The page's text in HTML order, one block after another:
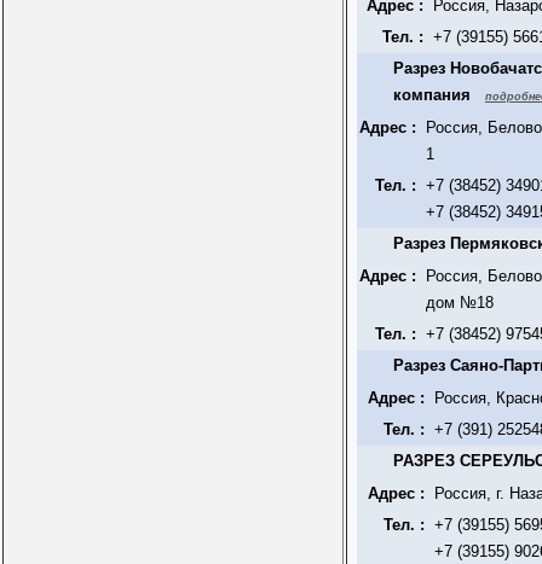
Адрес :
Россия,
Тел. : +7 (39155)
Разрез
компания
Адрес :
Россия,
1
Тел. : +7 (38452)
+7 (38452)
Разрез
Адрес :
Россия,
дом №18
Тел. : +7 (38452)
Разрез Саяно-
Адрес :
Россия,
Тел. : +7 (391)
РАЗРЕЗ
Адрес :
Россия, г.
Тел. : +7 (39155)
+7 (39155)